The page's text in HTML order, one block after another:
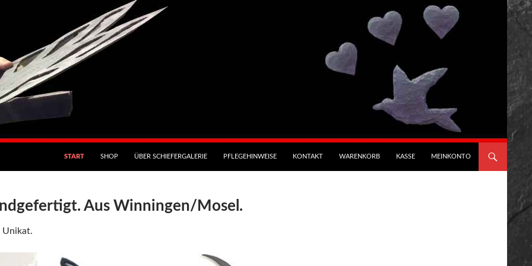
START SHOP ÜBER SCHIEFERGALERIE PFLEGEHINWEISE KONTAKT WARENKORB KASSE MEINKONTO
Aus Winningen/Mosel.
Unikat.